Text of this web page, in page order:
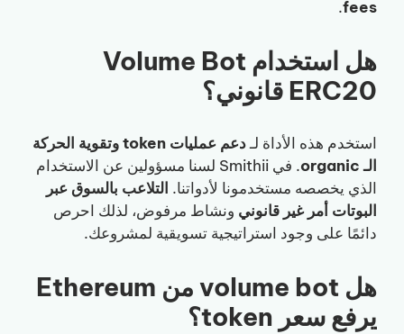
fees
.
هل استخدام Volume Bot
ERC20 قانوني؟
استخدم هذه الأداة لـ
دعم عمليات token وتقوية الحركة
الـ organic
. في Smithii لسنا مسؤولين عن الاستخدام
الذي يخصصه مستخدمونا لأدواتنا. التلاعب بالسوق عبر
البوتات أمر غير قانوني ونشاط مرفوض، لذلك احرص
دائمًا على وجود استراتيجية تسويقية لمشروعك.
هل volume bot من Ethereum
يرفع سعر token؟